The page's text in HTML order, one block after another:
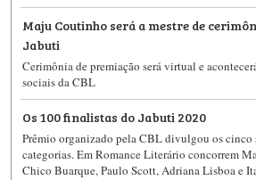
Maju Coutinho será a mestre de
Jabuti
Cerimônia de premiação será virtual e
sociais da CBL
Os 100 finalistas do Jabuti 2020
Prêmio organizado pela CBL divulgou os cinco
categorias. Em Romance Literário concorrem
Chico Buarque, Paulo Scott, Adriana Lisboa e